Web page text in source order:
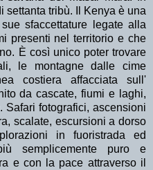
settanta tribù. Il Kenya è una
sfaccettature legate alla
presenti nel territorio e che
È così unico poter trovare
le montagne dalle cime
costiera affacciata sull'
da cascate, fiumi e laghi,
Safari fotografici, ascensioni
scalate, escursioni a dorso
in fuoristrada ed
semplicemente puro e
e con la pace attraverso il